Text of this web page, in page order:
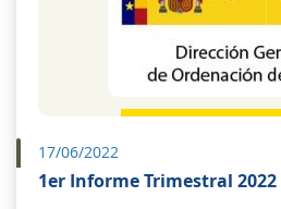
17/06/2022
1er Informe Trimestral 2022